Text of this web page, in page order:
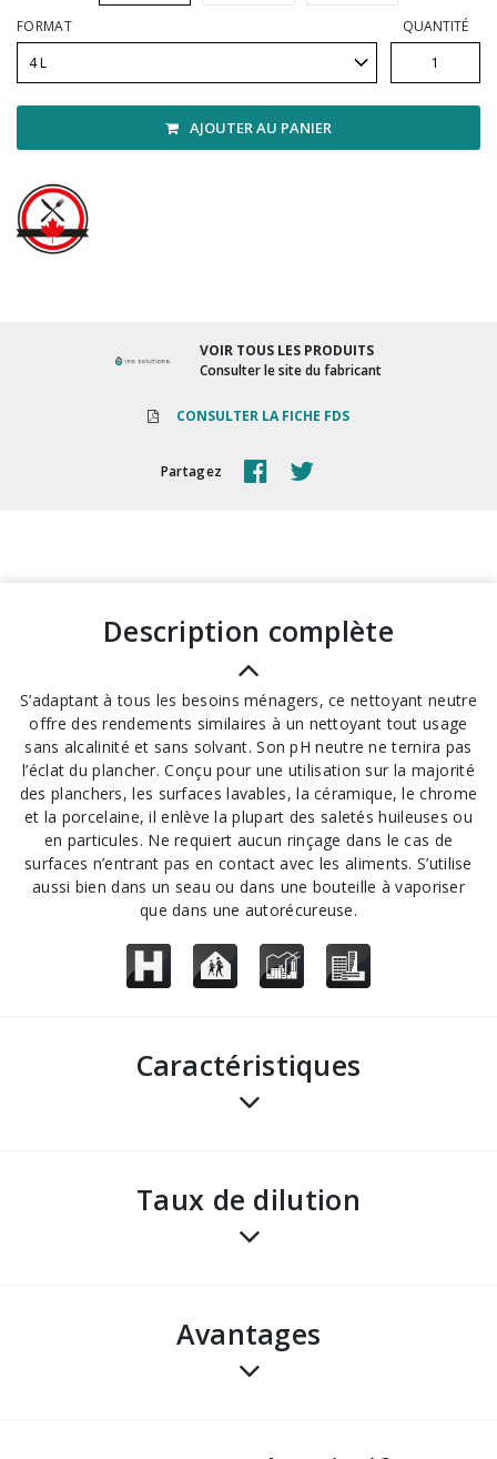
FORMAT QUANTITÉ
AJOUTER AU PANIER
VOIR TOUS LES PRODUITS
Consulter le site du fabricant
CONSULTER LA FICHE FDS
Partagez
description complète
S’adaptant à tous les besoins ménagers, ce nettoyant neutre
offre des rendements similaires à un nettoyant tout usage
sans alcalinité et sans solvant. Son pH neutre ne ternira pas
l’éclat du plancher. Conçu pour une utilisation sur la majorité
des planchers, les surfaces lavables, la céramique, le chrome
et la porcelaine, il enlève la plupart des saletés huileuses ou
en particules. Ne requiert aucun rinçage dans le cas de
surfaces n’entrant pas en contact avec les aliments. S’utilise
aussi bien dans un seau ou dans une bouteille à vaporiser
que dans une autorécureuse.
Caractéristiques
Taux de dilution
avantages